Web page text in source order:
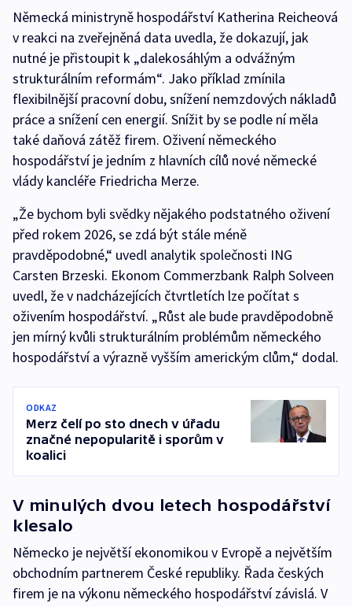
Německá ministryně hospodářství Katherina Reicheová
v reakci na zveřejněná data uvedla, že dokazují, jak
nutné je přistoupit k „dalekosáhlým a odvážným
strukturálním reformám“. Jako příklad zmínila
flexibilnější pracovní dobu, snížení nemzdových nákladů
práce a snížení cen energií. Snížit by se podle ní měla
také daňová zátěž firem. Oživení německého
hospodářství je jedním z hlavních cílů nové německé
vlády kancléře Friedricha Merze.
„Že bychom byli svědky nějakého podstatného oživení
před rokem 2026, se zdá být stále méně
pravděpodobné,“ uvedl analytik společnosti ING
Carsten Brzeski. Ekonom Commerzbank Ralph Solveen
uvedl, že v nadcházejících čtvrtletích lze počítat s
oživením hospodářství. „Růst ale bude pravděpodobně
jen mírný kvůli strukturálním problémům německého
hospodářství a výrazně vyšším americkým clům,“ dodal.
ODKAZ
Merz čelí po sto dnech v úřadu
značné nepopularitě i sporům v
koalici
V minulých dvou letech hospodářství
klesalo
Německo je největší ekonomikou v Evropě a největším
obchodním partnerem České republiky. Řada českých
firem je na výkonu německého hospodářství závislá. V